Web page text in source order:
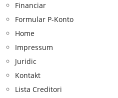
Financiar
Formular P-Konto
Home
Impressum
Juridic
Kontakt
Lista Creditori